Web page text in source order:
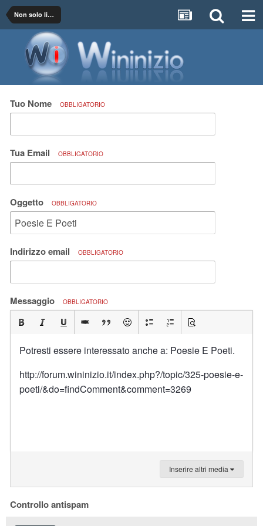
Non solo libri
Tuo Nome OBBLIGATORIO
Tua Email OBBLIGATORIO
Oggetto OBBLIGATORIO
Indirizzo email OBBLIGATORIO
Messaggio OBBLIGATORIO
Potresti essere interessato anche a: Poesie E Poeti.
http://forum.wininizio.it/index.php?/topic/325-poesie-e-
poeti/&do=findComment&comment=3269
Inserire altri media
Controllo antispam